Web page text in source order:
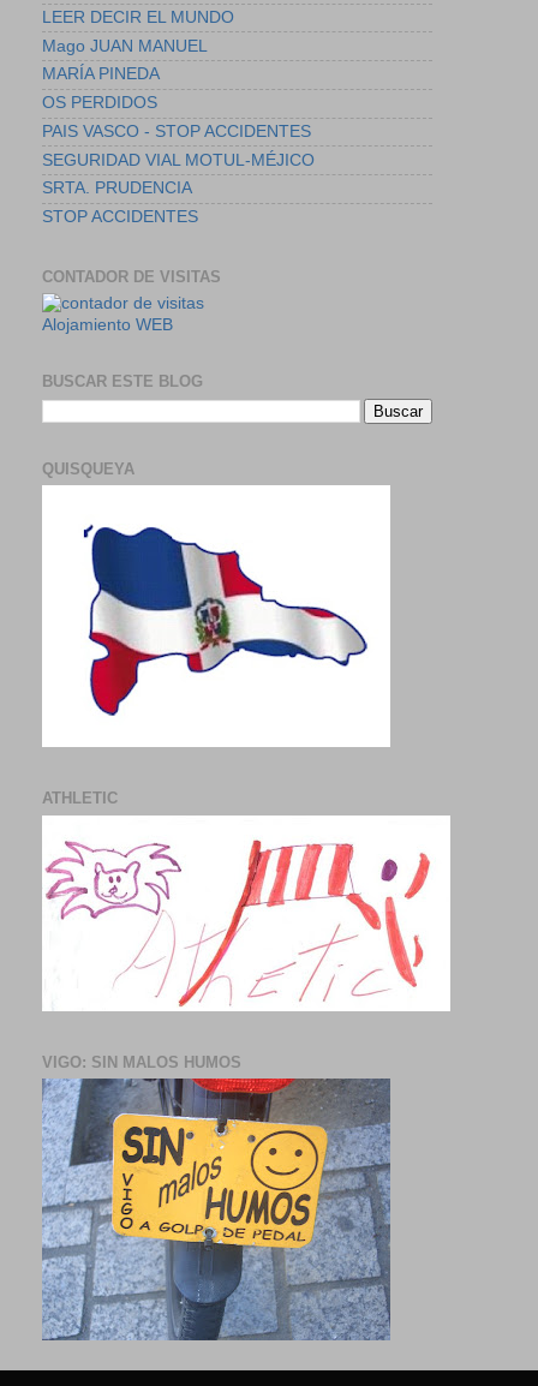
LEER DECIR EL MUNDO
Mago JUAN MANUEL
MARÍA PINEDA
OS PERDIDOS
PAIS VASCO - STOP ACCIDENTES
SEGURIDAD VIAL MOTUL-MÉJICO
SRTA. PRUDENCIA
STOP ACCIDENTES
CONTADOR DE VISITAS
Alojamiento WEB
BUSCAR ESTE BLOG
QUISQUEYA
ATHLETIC
VIGO: SIN MALOS HUMOS